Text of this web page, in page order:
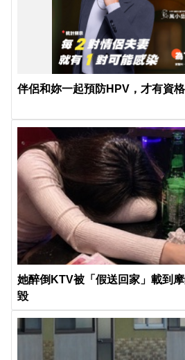
伴侶和妳一起預防HPV，才有資格
她醉倒KTV被「假送回家」載到
毀